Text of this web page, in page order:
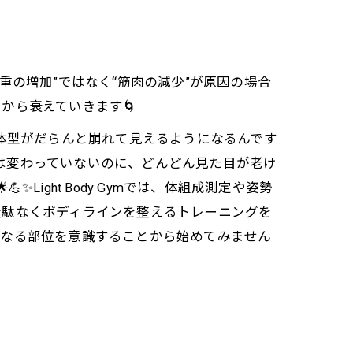
の増加”ではなく“筋肉の減少”が原因の場合
ら衰えていきます🌀
がだらんと崩れて見えるようになるんです
わっていないのに、どんどん見た目が老け
Body Gymでは、体組成測定や姿勢
なくボディラインを整えるトレーニングを
る部位を意識することから始めてみません